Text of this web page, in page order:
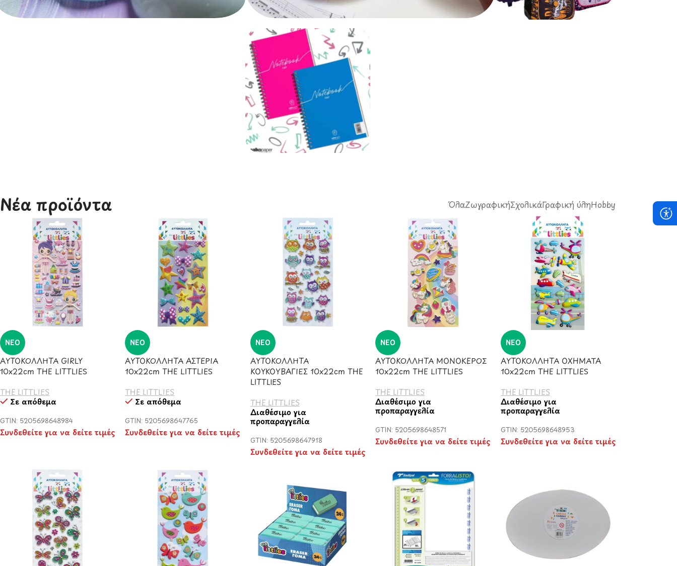
Hobby – Δημιουργικό
Νέα προϊόντα​ ΌλαΖωγραφικήΣχολικάΓραφική ύληHobby
ΝΈΟ
ΑΥΤΟΚΟΛΛΗΤΑ GIRLY
10x22cm THE LITTLIES
THE LITTLIES
Σε απόθεμα
GTIN: 5205698648984
Συνδεθείτε για να δείτε τιμές
ΝΈΟ
ΑΥΤΟΚΟΛΛΗΤΑ ΑΣΤΕΡΙΑ
10x22cm THE LITTLIES
THE LITTLIES
Σε απόθεμα
GTIN: 5205698647765
Συνδεθείτε για να δείτε τιμές
ΝΈΟ
ΑΥΤΟΚΟΛΛΗΤΑ
ΚΟΥΚΟΥΒΑΓΙΕΣ 10x22cm THE
LITTLIES
THE LITTLIES
Διαθέσιμο για
προπαραγγελία
GTIN: 5205698647918
Συνδεθείτε για να δείτε τιμές
ΝΈΟ
ΑΥΤΟΚΟΛΛΗΤΑ ΜΟΝΟΚΕΡΟΣ
10x22cm THE LITTLIES
THE LITTLIES
Διαθέσιμο για
προπαραγγελία
GTIN: 5205698648571
Συνδεθείτε για να δείτε τιμές
ΝΈΟ
ΑΥΤΟΚΟΛΛΗΤΑ ΟΧΗΜΑΤΑ
10x22cm THE LITTLIES
THE LITTLIES
Διαθέσιμο για
προπαραγγελία
GTIN: 5205698648953
Συνδεθείτε για να δείτε τιμές